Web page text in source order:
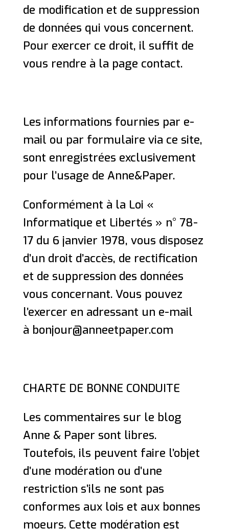
de modification et de suppression
de données qui vous concernent.
Pour exercer ce droit, il suffit de
vous rendre à la page contact.
Les informations fournies par e-
mail ou par formulaire via ce site,
sont enregistrées exclusivement
pour l’usage de Anne&Paper.
Conformément à la Loi «
Informatique et Libertés » n° 78-
17 du 6 janvier 1978, vous disposez
d’un droit d’accès, de rectification
et de suppression des données
vous concernant. Vous pouvez
l’exercer en adressant un e-mail
à bonjour@anneetpaper.com
CHARTE DE BONNE CONDUITE
Les commentaires sur le blog
Anne & Paper sont libres.
Toutefois, ils peuvent faire l’objet
d’une modération ou d’une
restriction s’ils ne sont pas
conformes aux lois et aux bonnes
moeurs. Cette modération est